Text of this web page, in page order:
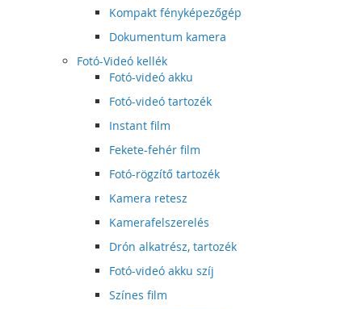
Kompakt fényképezőgép
Dokumentum kamera
Fotó-Videó kellék
Fotó-videó akku
Fotó-videó tartozék
Instant film
Fekete-fehér film
Fotó-rögzítő tartozék
Kamera retesz
Kamerafelszerelés
Drón alkatrész, tartozék
Fotó-videó akku szíj
Színes film